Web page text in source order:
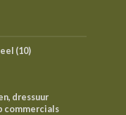
(10)
dressuur
commercials